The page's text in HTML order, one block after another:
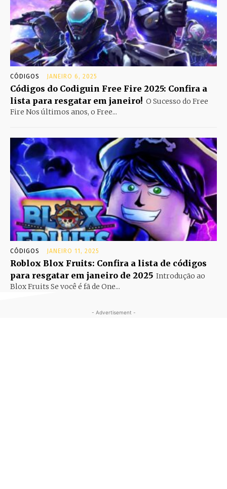
CÓDIGOS JANEIRO 6, 2025
Códigos do Codiguin Free Fire 2025: Confira a
lista para resgatar em janeiro! O Sucesso do Free
Fire Nos últimos anos, o Free...
CÓDIGOS JANEIRO 11, 2025
Roblox Blox Fruits: Confira a lista de códigos
para resgatar em janeiro de 2025 Introdução ao
Blox Fruits Se você é fã de One...
- Advertisement -